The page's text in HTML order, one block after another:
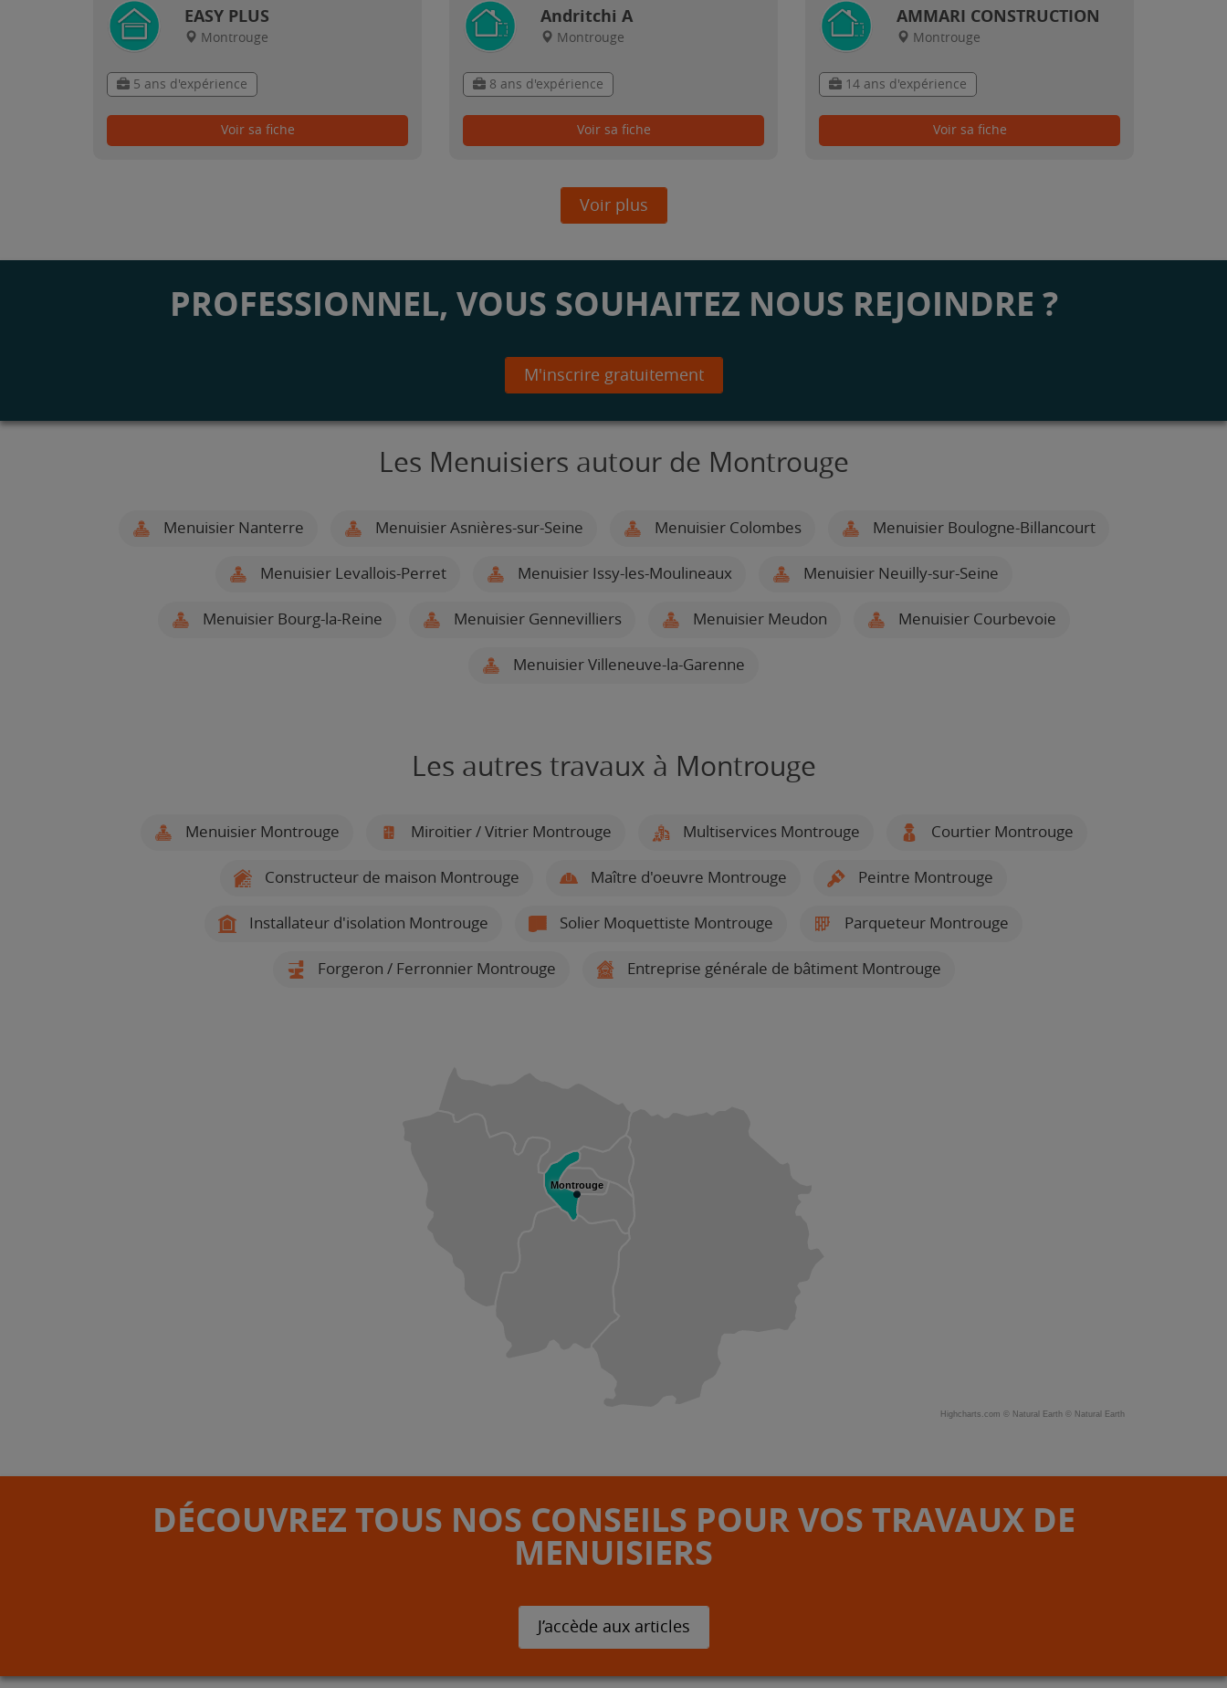
EASY PLUS
Montrouge
5 ans d'expérience
Voir sa fiche
Andritchi A
Montrouge
8 ans d'expérience
Voir sa fiche
AMMARI CONSTRUCTION
Montrouge
14 ans d'expérience
Voir sa fiche
Voir plus
PROFESSIONNEL, VOUS SOUHAITEZ NOUS REJOINDRE ?
M'inscrire gratuitement
Les Menuisiers autour de Montrouge
Menuisier Nanterre Menuisier Asnières-sur-Seine Menuisier Colombes Menuisier Boulogne-Billancourt
Menuisier Levallois-Perret Menuisier Issy-les-Moulineaux Menuisier Neuilly-sur-Seine
Menuisier Bourg-la-Reine Menuisier Gennevilliers Menuisier Meudon Menuisier Courbevoie
Menuisier Villeneuve-la-Garenne
Les autres travaux à Montrouge
Menuisier Montrouge Miroitier / Vitrier Montrouge Multiservices Montrouge Courtier Montrouge
Constructeur de maison Montrouge Maître d'oeuvre Montrouge Peintre Montrouge
Installateur d'isolation Montrouge Solier Moquettiste Montrouge Parqueteur Montrouge
Forgeron / Ferronnier Montrouge Entreprise générale de bâtiment Montrouge
Montrouge
Highcharts.com © Natural Earth © Natural Earth
DÉCOUVREZ TOUS NOS CONSEILS POUR VOS TRAVAUX DE
MENUISIERS
J’accède aux articles